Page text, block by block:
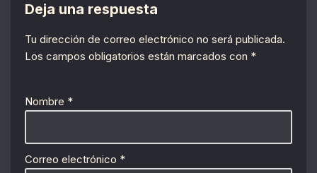
Deja una respuesta
Tu dirección de correo electrónico no será publicada.
Los campos obligatorios están marcados con *
Nombre *
Correo electrónico *